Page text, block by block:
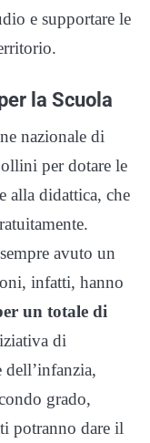
e supportare le
la Scuola
nazionale di
per dotare le
alla didattica, che
avuto un
infatti, hanno
un totale di
di
dell’infanzia,
grado,
potranno dare il